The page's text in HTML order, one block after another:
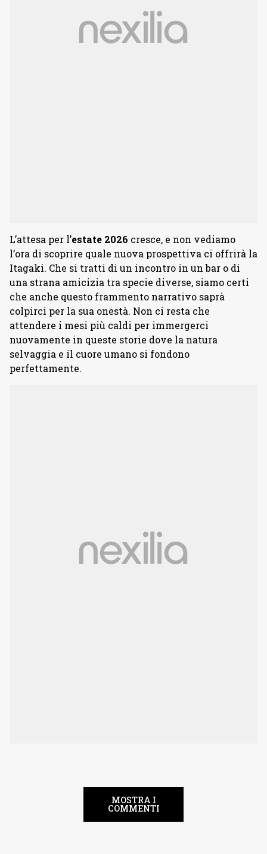
L’attesa per l’estate 2026 cresce, e non vediamo
l’ora di scoprire quale nuova prospettiva ci offrirà la
Itagaki. Che si tratti di un incontro in un bar o di
una strana amicizia tra specie diverse, siamo certi
che anche questo frammento narrativo saprà
colpirci per la sua onestà. Non ci resta che
attendere i mesi più caldi per immergerci
nuovamente in queste storie dove la natura
selvaggia e il cuore umano si fondono
perfettamente.
MOSTRA I
COMMENTI